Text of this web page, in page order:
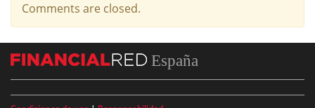
Comments are closed.
España